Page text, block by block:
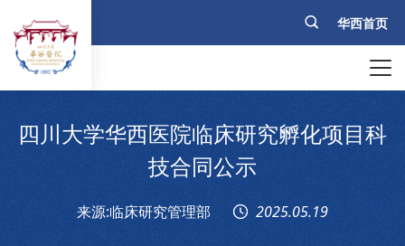
华西首页
四川大学华西医院临床研究孵化项目科
技合同公示
来源:临床研究管理部 2025.05.19